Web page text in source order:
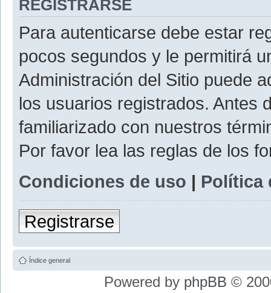
REGISTRARSE
Para autenticarse debe estar
pocos segundos y le permitirá
Administración del Sitio puede
los usuarios registrados. Antes
familiarizado con nuestros
Por favor lea las reglas de los
Condiciones de uso | Política
Registrarse
Índice general
Powered by phpBB ©